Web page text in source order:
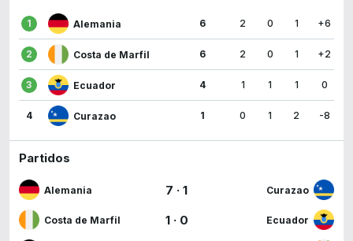
1 Alemania 6 2 0 1 +6
2 Costa de Marfil 6 2 0 1 +2
3 Ecuador 4 1 1 1 0
4 Curazao 1 0 1 2 -8
Partidos
Alemania 7 · 1 Curazao
Costa de Marfil 1 · 0 Ecuador